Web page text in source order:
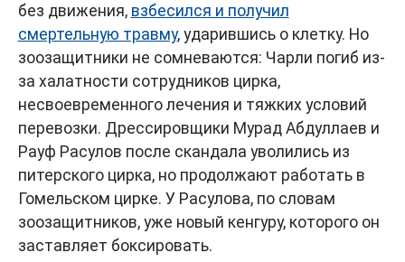
без движения, взбесился и получил
смертельную травму, ударившись о клетку. Но
зоозащитники не сомневаются: Чарли погиб из-
за халатности сотрудников цирка,
несвоевременного лечения и тяжких условий
перевозки. Дрессировщики Мурад Абдуллаев и
Рауф Расулов после скандала уволились из
питерского цирка, но продолжают работать в
Гомельском цирке. У Расулова, по словам
зоозащитников, уже новый кенгуру, которого он
заставляет боксировать.